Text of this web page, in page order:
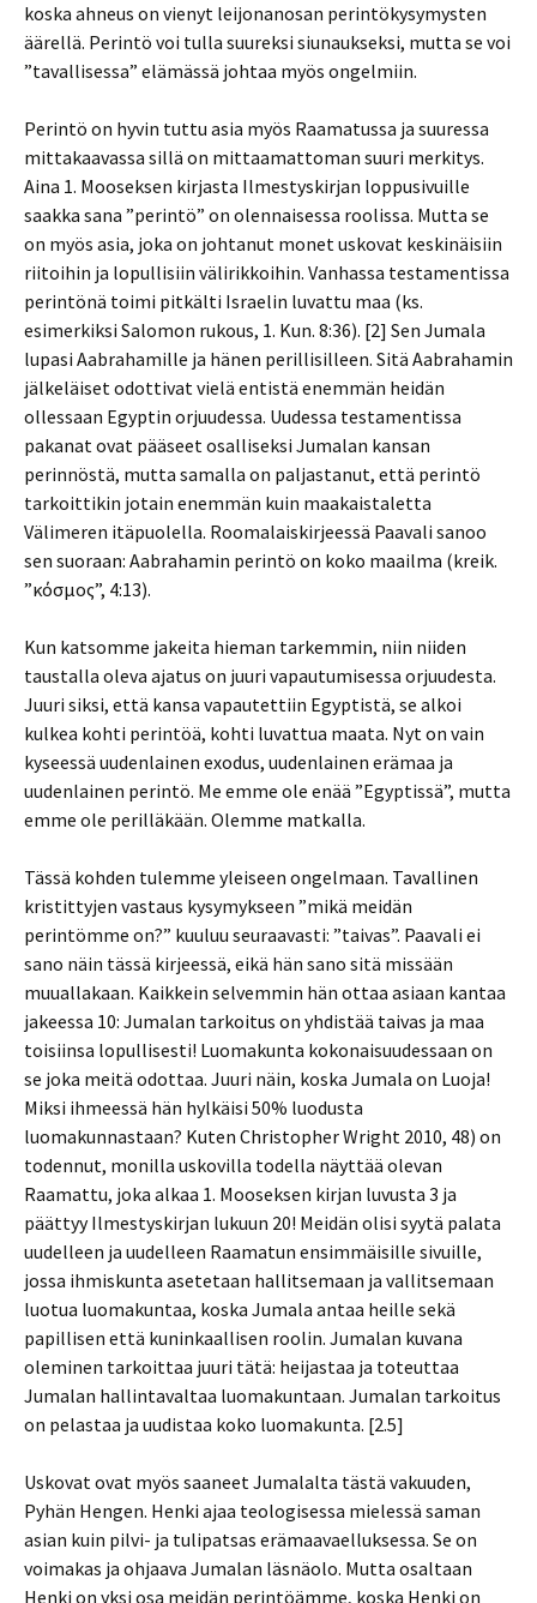
koska ahneus on vienyt leijonanosan perintökysymysten
äärellä. Perintö voi tulla suureksi siunaukseksi, mutta se voi
”tavallisessa” elämässä johtaa myös ongelmiin.
Perintö on hyvin tuttu asia myös Raamatussa ja suuressa
mittakaavassa sillä on mittaamattoman suuri merkitys.
Aina 1. Mooseksen kirjasta Ilmestyskirjan loppusivuille
saakka sana ”perintö” on olennaisessa roolissa. Mutta se
on myös asia, joka on johtanut monet uskovat keskinäisiin
riitoihin ja lopullisiin välirikkoihin. Vanhassa testamentissa
perintönä toimi pitkälti Israelin luvattu maa (ks.
esimerkiksi Salomon rukous, 1. Kun. 8:36). [2] Sen Jumala
lupasi Aabrahamille ja hänen perillisilleen. Sitä Aabrahamin
jälkeläiset odottivat vielä entistä enemmän heidän
ollessaan Egyptin orjuudessa. Uudessa testamentissa
pakanat ovat pääseet osalliseksi Jumalan kansan
perinnöstä, mutta samalla on paljastanut, että perintö
tarkoittikin jotain enemmän kuin maakaistaletta
Välimeren itäpuolella. Roomalaiskirjeessä Paavali sanoo
sen suoraan: Aabrahamin perintö on koko maailma (kreik.
”κόσμος”, 4:13).
Kun katsomme jakeita hieman tarkemmin, niin niiden
taustalla oleva ajatus on juuri vapautumisessa orjuudesta.
Juuri siksi, että kansa vapautettiin Egyptistä, se alkoi
kulkea kohti perintöä, kohti luvattua maata. Nyt on vain
kyseessä uudenlainen exodus, uudenlainen erämaa ja
uudenlainen perintö. Me emme ole enää ”Egyptissä”, mutta
emme ole perilläkään. Olemme matkalla.
Tässä kohden tulemme yleiseen ongelmaan. Tavallinen
kristittyjen vastaus kysymykseen ”mikä meidän
perintömme on?” kuuluu seuraavasti: ”taivas”. Paavali ei
sano näin tässä kirjeessä, eikä hän sano sitä missään
muuallakaan. Kaikkein selvemmin hän ottaa asiaan kantaa
jakeessa 10: Jumalan tarkoitus on yhdistää taivas ja maa
toisiinsa lopullisesti! Luomakunta kokonaisuudessaan on
se joka meitä odottaa. Juuri näin, koska Jumala on Luoja!
Miksi ihmeessä hän hylkäisi 50% luodusta
luomakunnastaan? Kuten Christopher Wright 2010, 48) on
todennut, monilla uskovilla todella näyttää olevan
Raamattu, joka alkaa 1. Mooseksen kirjan luvusta 3 ja
päättyy Ilmestyskirjan lukuun 20! Meidän olisi syytä palata
uudelleen ja uudelleen Raamatun ensimmäisille sivuille,
jossa ihmiskunta asetetaan hallitsemaan ja vallitsemaan
luotua luomakuntaa, koska Jumala antaa heille sekä
papillisen että kuninkaallisen roolin. Jumalan kuvana
oleminen tarkoittaa juuri tätä: heijastaa ja toteuttaa
Jumalan hallintavaltaa luomakuntaan. Jumalan tarkoitus
on pelastaa ja uudistaa koko luomakunta. [2.5]
Uskovat ovat myös saaneet Jumalalta tästä vakuuden,
Pyhän Hengen. Henki ajaa teologisessa mielessä saman
asian kuin pilvi- ja tulipatsas erämaavaelluksessa. Se on
voimakas ja ohjaava Jumalan läsnäolo. Mutta osaltaan
Henki on yksi osa meidän perintöämme, koska Henki on